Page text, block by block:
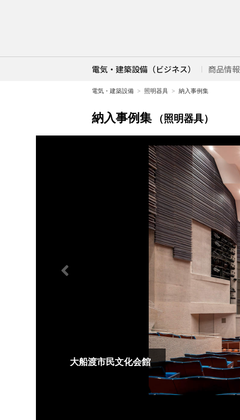
電気・建築設備（ビジネス） 商品情報
電気・建築設備 照明器具 納入事例集
納入事例集 （照明器具）
大船渡市民文化会館